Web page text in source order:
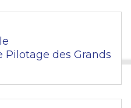
des Grands